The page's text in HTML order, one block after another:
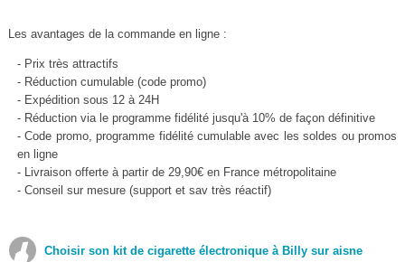
Les avantages de la commande en ligne :
- Prix très attractifs
- Réduction cumulable (code promo)
- Expédition sous 12 à 24H
- Réduction via le programme fidélité jusqu'à 10% de façon définitive
- Code promo, programme fidélité cumulable avec les soldes ou promos
en ligne
- Livraison offerte à partir de 29,90€ en France métropolitaine
- Conseil sur mesure (support et sav très réactif)
Choisir son kit de cigarette électronique à Billy sur aisne